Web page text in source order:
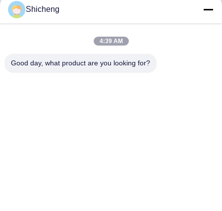
Phòng 101, số 13 Weimin Middle Road, thị trấn Nancun.
Shicheng
4:39 AM
Good day, what product are you looking for?